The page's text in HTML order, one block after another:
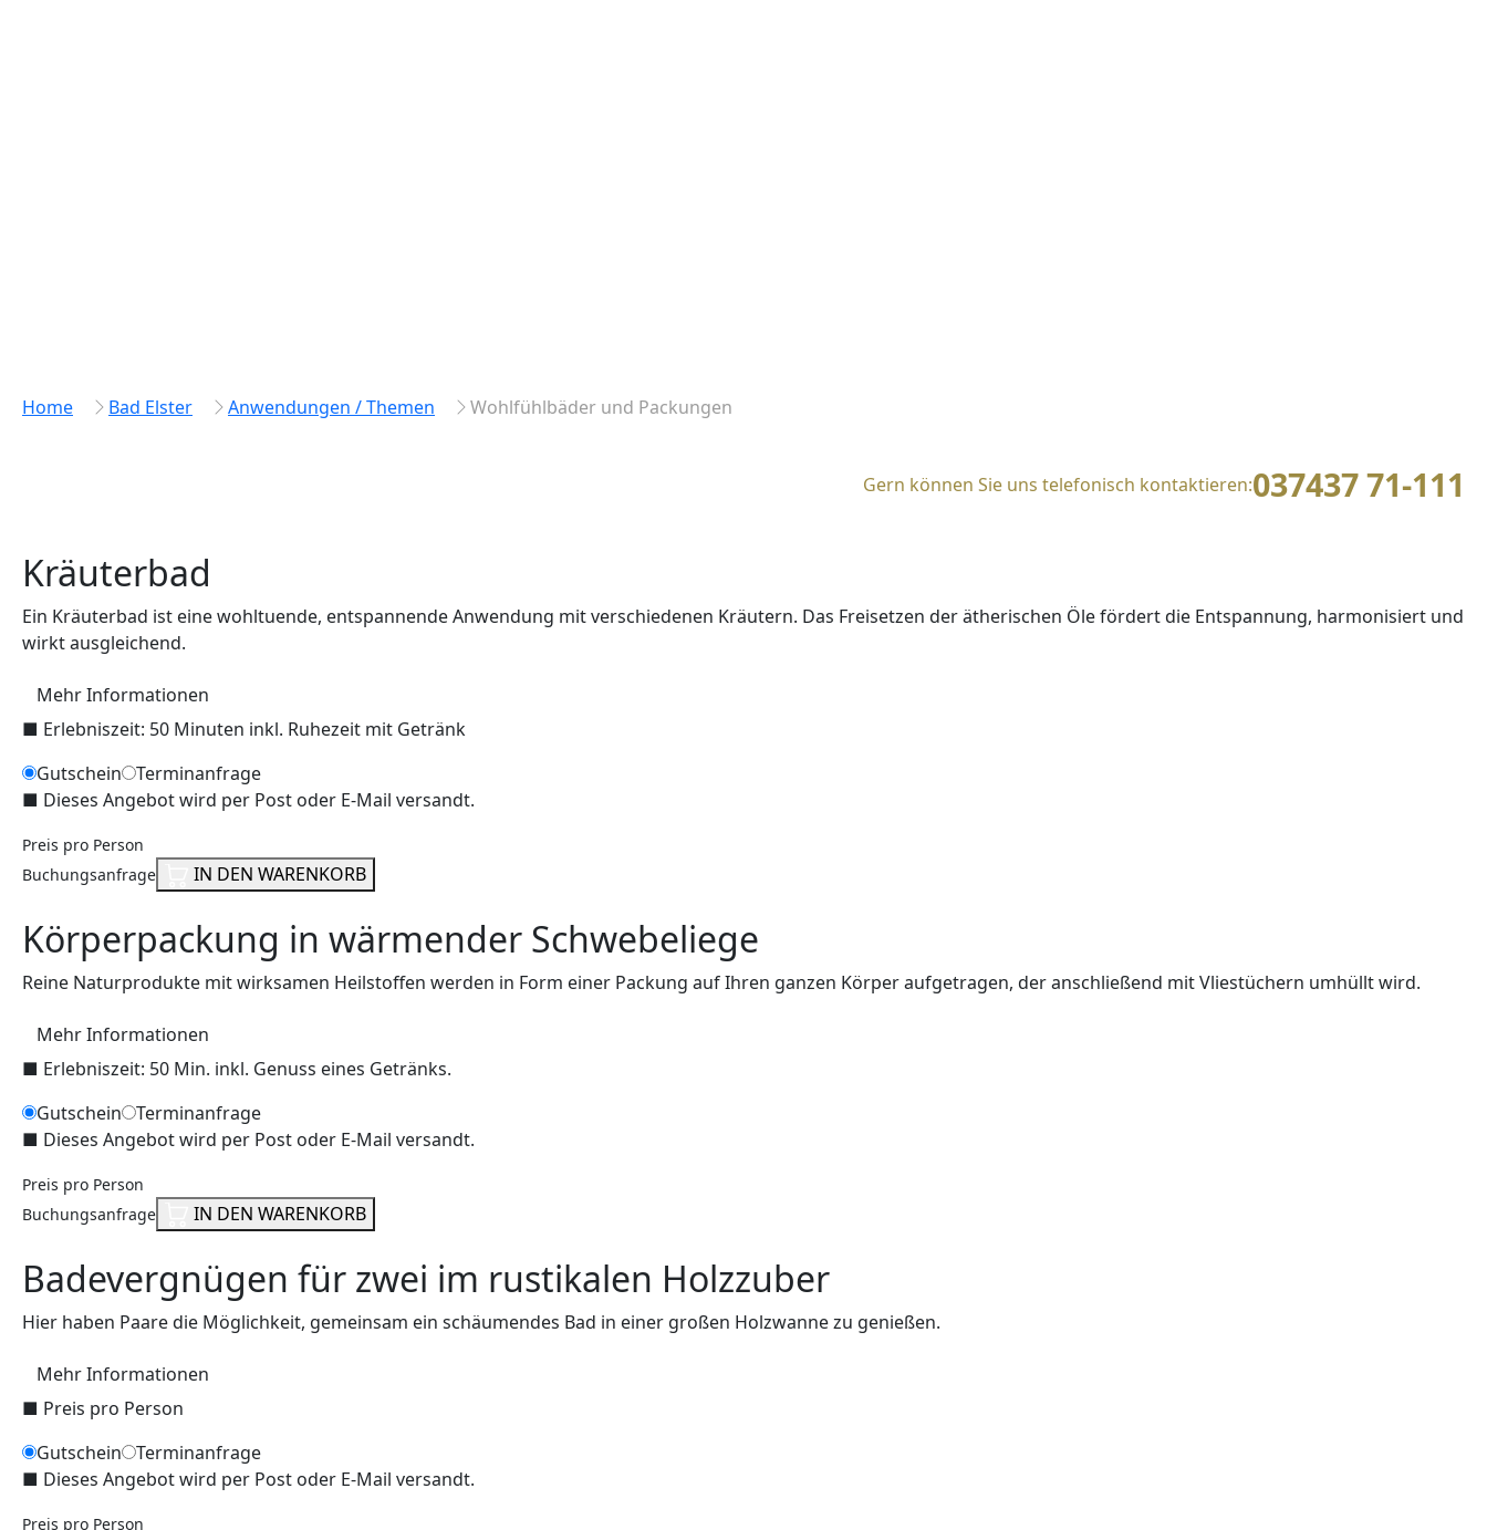
Home Bad Elster Anwendungen / Themen Wohlfühlbäder und Packungen
Gern können Sie uns telefonisch kontaktieren:037437 71-111
Kräuterbad
Ein Kräuterbad ist eine wohltuende, entspannende Anwendung mit verschiedenen Kräutern. Das Freisetzen der ätherischen Öle fördert die Entspannung, harmonisiert und
wirkt ausgleichend.
Mehr Informationen
■ Erlebniszeit: 50 Minuten inkl. Ruhezeit mit Getränk
Gutschein
Terminanfrage
■ Dieses Angebot wird per Post oder E-Mail versandt.
Preis pro Person
Buchungsanfrage
IN DEN WARENKORB
Körperpackung in wärmender Schwebeliege
Reine Naturprodukte mit wirksamen Heilstoffen werden in Form einer Packung auf Ihren ganzen Körper aufgetragen, der anschließend mit Vliestüchern umhüllt wird.
Mehr Informationen
■ Erlebniszeit: 50 Min. inkl. Genuss eines Getränks.
Gutschein
Terminanfrage
■ Dieses Angebot wird per Post oder E-Mail versandt.
Preis pro Person
Buchungsanfrage
IN DEN WARENKORB
Badevergnügen für zwei im rustikalen Holzzuber
Hier haben Paare die Möglichkeit, gemeinsam ein schäumendes Bad in einer großen Holzwanne zu genießen.
Mehr Informationen
■ Preis pro Person
Gutschein
Terminanfrage
■ Dieses Angebot wird per Post oder E-Mail versandt.
Preis pro Person